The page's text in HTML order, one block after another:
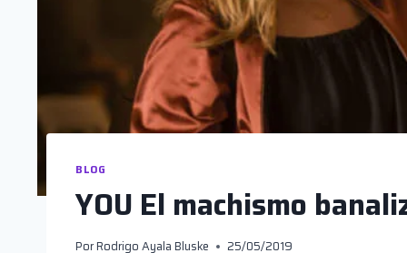
BLOG
YOU El machismo
PorRodrigo Ayala Bluske 25/05/2019